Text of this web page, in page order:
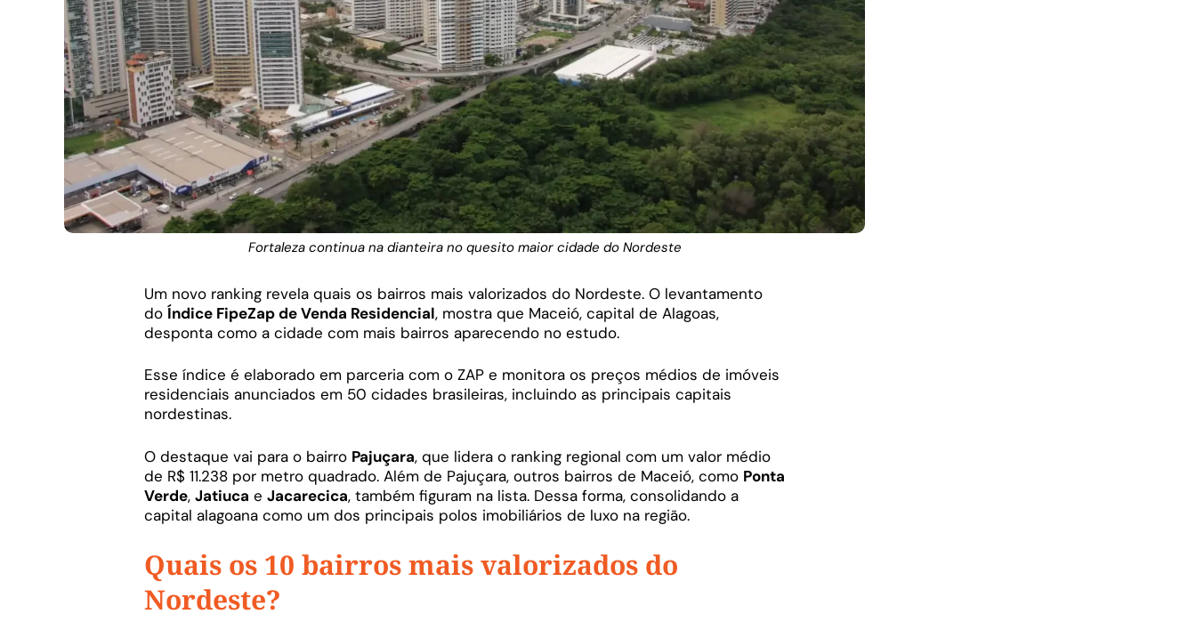
Fortaleza continua na dianteira no quesito maior cidade do Nordeste
Um novo ranking revela quais os bairros mais valorizados do Nordeste. O levantamento
do Índice FipeZap de Venda Residencial, mostra que Maceió, capital de Alagoas,
desponta como a cidade com mais bairros aparecendo no estudo.
Esse índice é elaborado em parceria com o ZAP e monitora os preços médios de imóveis
residenciais anunciados em 50 cidades brasileiras, incluindo as principais capitais
nordestinas.
O destaque vai para o bairro Pajuçara, que lidera o ranking regional com um valor médio
de R$ 11.238 por metro quadrado. Além de Pajuçara, outros bairros de Maceió, como Ponta
Verde, Jatiuca e Jacarecica, também figuram na lista. Dessa forma, consolidando a
capital alagoana como um dos principais polos imobiliários de luxo na região.
Quais os 10 bairros mais valorizados do
Nordeste?